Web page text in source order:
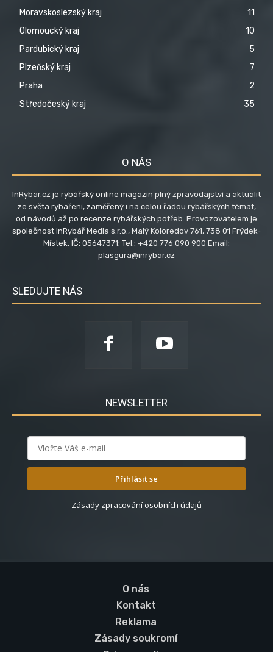
Moravskoslezský kraj
11
Olomoucký kraj
10
Pardubický kraj
5
Plzeňský kraj
7
Praha
2
Středočeský kraj
35
O NÁS
InRybar.cz je rybářský online magazín plný zpravodajství a aktualit
ze světa rybaření, zaměřený i na celou řadou rybářských témat,
od návodů až po recenze rybářských potřeb. Provozovatelem je
společnost InRybář Media s.r.o., Malý Koloredov 761, 738 01 Frýdek-
Místek, IČ: 05647371; Tel.: +420 776 090 900 Email:
plasgura@inrybar.cz
SLEDUJTE NÁS
NEWSLETTER
Přihlásit se
Zásady zpracování osobních údajů
O nás
Kontakt
Reklama
Zásady soukromí